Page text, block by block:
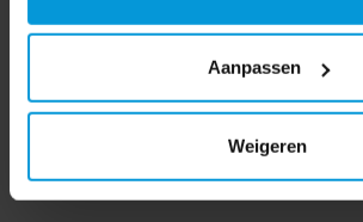
Aanpassen
Weigeren